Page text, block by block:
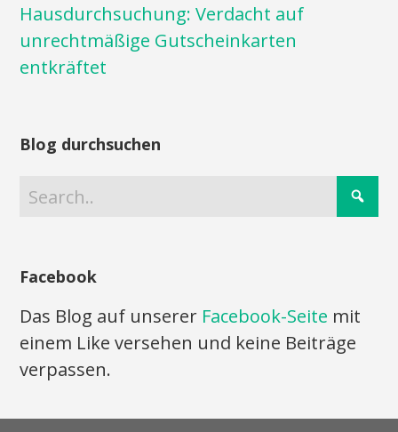
Hausdurchsuchung: Verdacht auf
unrechtmäßige Gutscheinkarten
entkräftet
Blog durchsuchen
Facebook
Das Blog auf unserer Facebook-Seite mit
einem Like versehen und keine Beiträge
verpassen.